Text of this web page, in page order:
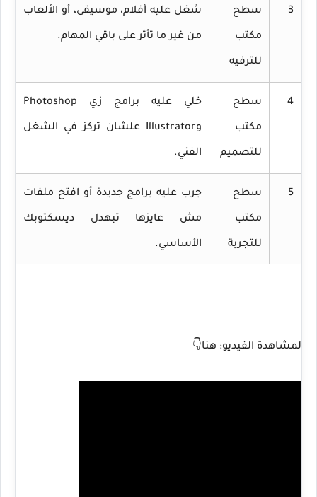
3 سطح
مكتب
للترفيه
شغل عليه أفلام، موسيقى، أو الألعاب
من غير ما تأثر على باقي المهام.
4 سطح
مكتب
للتصميم
خلي عليه برامج زي Photoshop
وIllustrator علشان تركز في الشغل
الفني.
5 سطح
مكتب
للتجربة
جرب عليه برامج جديدة أو افتح ملفات
مش عايزها تبهدل ديسكتوبك
الأساسي.
لمشاهدة الفيديو: هنا👇